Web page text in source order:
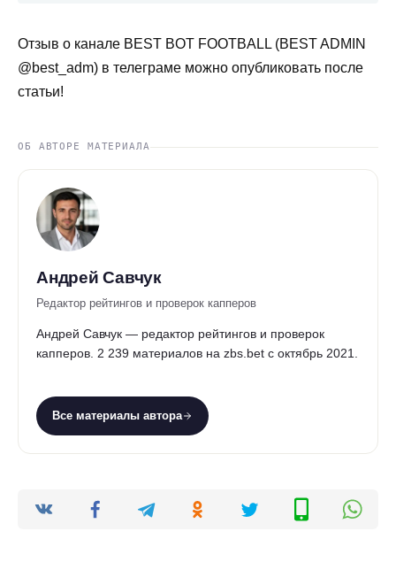
Отзыв о канале BEST BOT FOOTBALL (BEST ADMIN
@best_adm) в телеграме можно опубликовать после
статьи!
ОБ АВТОРЕ МАТЕРИАЛА
Андрей Савчук
Редактор рейтингов и проверок капперов
Андрей Савчук — редактор рейтингов и проверок
капперов. 2 239 материалов на zbs.bet с октябрь 2021.
Все материалы автора